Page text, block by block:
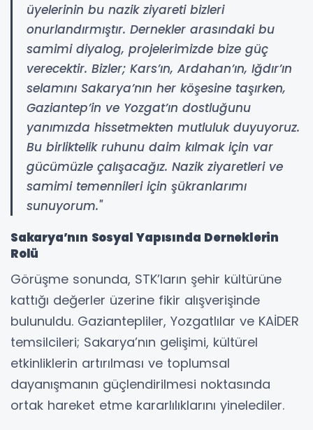
üyelerinin bu nazik ziyareti bizleri
onurlandırmıştır. Dernekler arasındaki bu
samimi diyalog, projelerimizde bize güç
verecektir. Bizler; Kars’ın, Ardahan’ın, Iğdır’ın
selamını Sakarya’nın her köşesine taşırken,
Gaziantep’in ve Yozgat’ın dostluğunu
yanımızda hissetmekten mutluluk duyuyoruz.
Bu birliktelik ruhunu daim kılmak için var
gücümüzle çalışacağız. Nazik ziyaretleri ve
samimi temennileri için şükranlarımı
sunuyorum."
Sakarya’nın Sosyal Yapısında Derneklerin
Rolü
Görüşme sonunda, STK’ların şehir kültürüne
kattığı değerler üzerine fikir alışverişinde
bulunuldu. Gaziantepliler, Yozgatlılar ve KAİDER
temsilcileri; Sakarya’nın gelişimi, kültürel
etkinliklerin artırılması ve toplumsal
dayanışmanın güçlendirilmesi noktasında
ortak hareket etme kararlılıklarını yinelediler.